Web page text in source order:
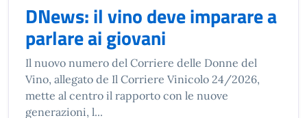
DNews: il vino deve imparare a
parlare ai giovani
Il nuovo numero del Corriere delle Donne del
Vino, allegato de Il Corriere Vinicolo 24/2026,
mette al centro il rapporto con le nuove
generazioni, l...